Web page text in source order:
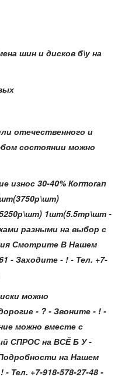
шин и дисков б\у на
отечественного и
состоянии можно
износ 30-40% Коrmоrаn
1шт(5.5тр\шт -
разными на выбор с
Смотрите В Нашем
- Заходите - ! - Тел. +7-
можно
- ? - Звоните - ! -
можно вместе с
СПРОС на ВСЁ Б У -
на Нашем
Тел. +7-918-578-27-48 -